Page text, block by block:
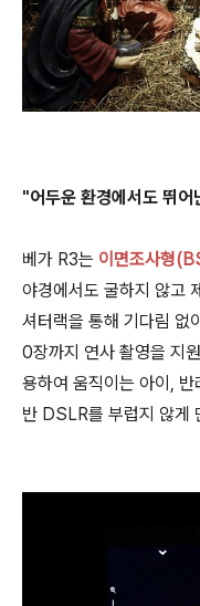
"어두운 환경에서도 뛰
베가 R3는 이면조사형
야경에서도 굴하지 않고
셔터랙을 통해 기다림 없
0장까지 연사 촬영을 지
용하여 움직이는 아이,
반 DSLR를 부럽지 않게